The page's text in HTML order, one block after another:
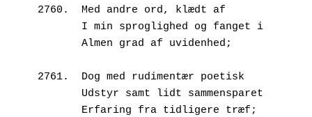
2760.  Med andre ord, klædt af
       I min sproglighed og fanget i
       Almen grad af uvidenhed;
2761.  Dog med rudimentær poetisk
       Udstyr samt lidt sammensparet
       Erfaring fra tidligere træf;